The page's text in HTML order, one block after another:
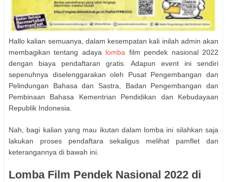
Hallo kalian semuanya, dalam kesempatan kali inilah admin akan
membagikan tentang adaya lomba film pendek nasional 2022
dengan biaya pendaftaran gratis. Adapun event ini sendiri
sepenuhnya diselenggarakan oleh Pusat Pengembangan dan
Pelindungan Bahasa dan Sastra, Badan Pengembangan dan
Pembinaan Bahasa Kementrian Pendidikan dan Kebudayaan
Republik Indonesia.
Nah, bagi kalian yang mau ikutan dalam lomba ini silahkan saja
lakukan proses pendaftara sekaligus melihat pamflet dan
keterangannya di bawah ini.
Lomba Film Pendek Nasional 2022 di